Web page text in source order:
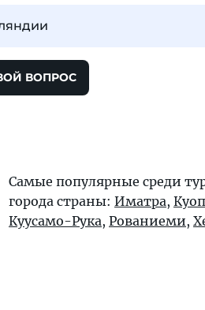
ВОПРОС
Самые популярные среди
города страны: Иматра,
Куусамо-Рука, Рованиеми,